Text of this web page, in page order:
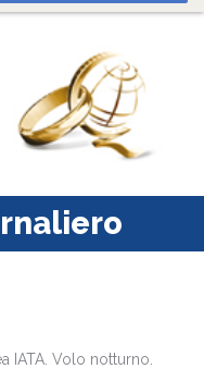
IATA. Volo notturno.